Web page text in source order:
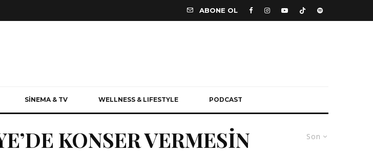
ABONE OL
SİNEMA & TV WELLNESS & LIFESTYLE PODCAST
Son
KONSER VERMESİN